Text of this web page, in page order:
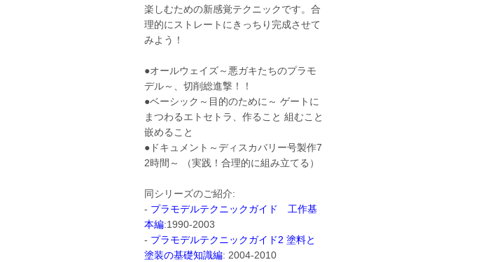
楽しむための新感覚テクニックです。合
理的にストレートにきっちり完成させて
みよう！
●オールウェイズ～悪ガキたちのプラモ
デル～、切削総進撃！！
●ベーシック～目的のために～ ゲートに
まつわるエトセトラ、作ること 組むこと
嵌めること
●ドキュメント～ディスカバリー号製作7
2時間～ （実践！合理的に組み立てる）
同シリーズのご紹介:
- プラモデルテクニックガイド 工作基
本編:1990-2003
- プラモデルテクニックガイド2 塗料と
塗装の基礎知識編: 2004-2010